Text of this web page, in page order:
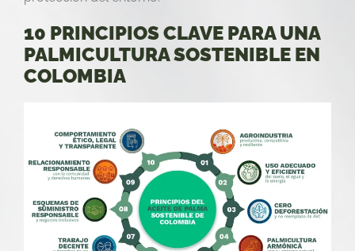
10 PRINCIPIOS CLAVE PARA UNA
PALMICULTURA SOSTENIBLE EN
COLOMBIA